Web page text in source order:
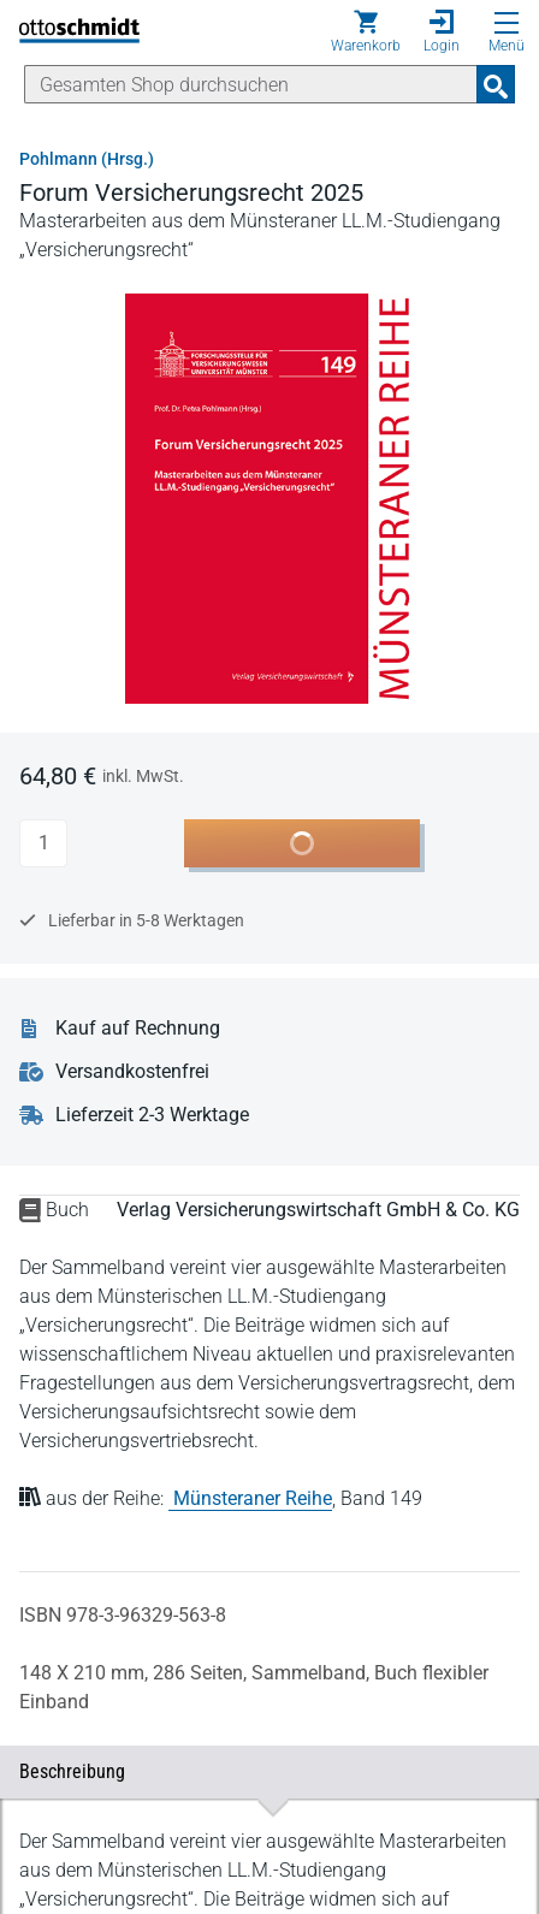
Direkt zum Inhalt
Warenkorb Login Menü
Pohlmann (Hrsg.)
Forum Versicherungsrecht 2025
Masterarbeiten aus dem Münsteraner LL.M.-Studiengang
„Versicherungsrecht“
Buch Verlag Versicherungswirtschaft GmbH & Co. KG
Der Sammelband vereint vier ausgewählte Masterarbeiten
aus dem Münsterischen LL.M.-Studiengang
„Versicherungsrecht“. Die Beiträge widmen sich auf
wissenschaftlichem Niveau aktuellen und praxisrelevanten
Fragestellungen aus dem Versicherungsvertragsrecht, dem
Versicherungsaufsichtsrecht sowie dem
Versicherungsvertriebsrecht.
aus der Reihe: Münsteraner Reihe, Band 149
ISBN 978-3-96329-563-8
148 X 210 mm, 286 Seiten, Sammelband, Buch flexibler
Einband
64,80 € inkl. MwSt.
Anzahl In den Warenkorb
Lieferbar in 5-8 Werktagen
Kauf auf Rechnung
Versandkostenfrei
Lieferzeit 2-3 Werktage
Beschreibung
Beschreibung
Der Sammelband vereint vier ausgewählte Masterarbeiten
aus dem Münsterischen LL.M.-Studiengang
„Versicherungsrecht“. Die Beiträge widmen sich auf